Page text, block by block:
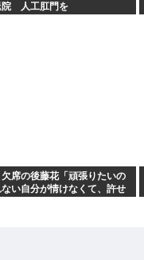
院 人工肛門を
席の後藤花「頑張りたいの
い自分が情けなくて、許せ